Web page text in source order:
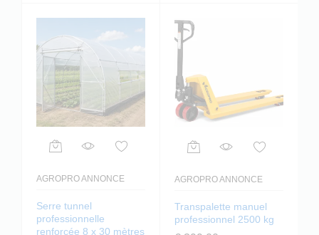
AGROPRO ANNONCE
Serre tunnel
professionnelle
renforcée 8 x 30 mètres
AGROPRO ANNONCE
Transpalette manuel
professionnel 2500 kg